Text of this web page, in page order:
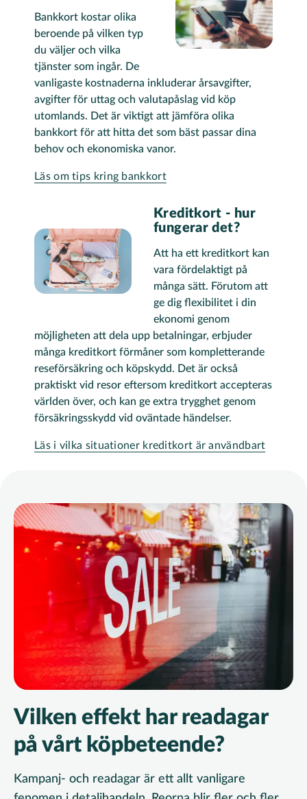
Bankkort kostar olika
beroende på vilken typ
du väljer och vilka
tjänster som ingår. De
vanligaste kostnaderna inkluderar årsavgifter,
avgifter för uttag och valutapåslag vid köp
utomlands. Det är viktigt att jämföra olika
bankkort för att hitta det som bäst passar dina
behov och ekonomiska vanor​.
Läs om tips kring bankkort
Kreditkort - hur
fungerar det?
Att ha ett kreditkort kan
vara fördelaktigt på
många sätt. Förutom att
ge dig flexibilitet i din
ekonomi genom
möjligheten att dela upp betalningar, erbjuder
många kreditkort förmåner som kompletterande
reseförsäkring och köpskydd. Det är också
praktiskt vid resor eftersom kreditkort accepteras
världen över, och kan ge extra trygghet genom
försäkringsskydd vid oväntade händelser​.
Läs i vilka situationer kreditkort är användbart
Vilken effekt har readagar
på vårt köpbeteende?
Kampanj- och readagar är ett allt vanligare